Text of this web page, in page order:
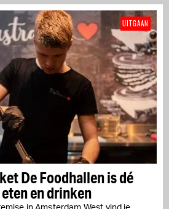
De Foodhallen is dé
en drinken
UITGAAN